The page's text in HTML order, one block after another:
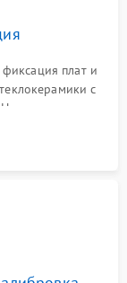
плат и
с